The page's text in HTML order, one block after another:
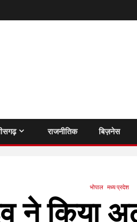
राजनीतिक बिज़नेस
भोपाल मध्य प्रदेश
ने किया